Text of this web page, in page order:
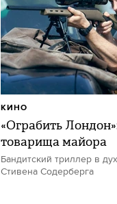
«Ограбить
товарища майора
Бандитский триллер в
Стивена Содерберга
КИНО